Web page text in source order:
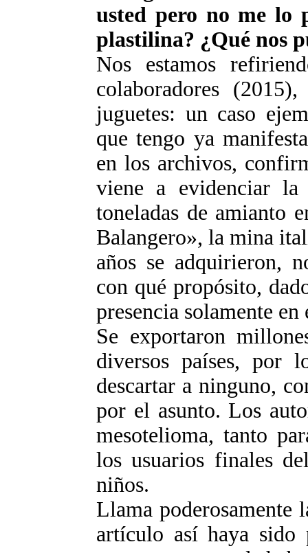
usted pero no me lo
plastilina? ¿Qué nos
Nos estamos
colaboradores
juguetes: un caso
que tengo ya
en los archivos,
viene a evidenciar la
toneladas de amianto
Balangero», la mina
años se adquirieron,
con qué propósito,
presencia solamente
Se exportaron
diversos países, por
descartar a ninguno,
por el asunto. Los
mesotelioma, tanto
los usuarios finales
niños.
Llama poderosamente
artículo así haya sido